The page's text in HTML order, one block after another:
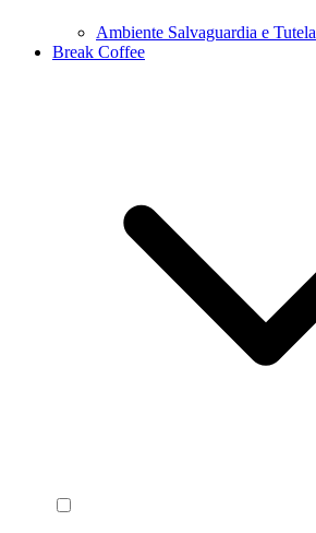
Ambiente Salvaguardia e Tutela
Break Coffee